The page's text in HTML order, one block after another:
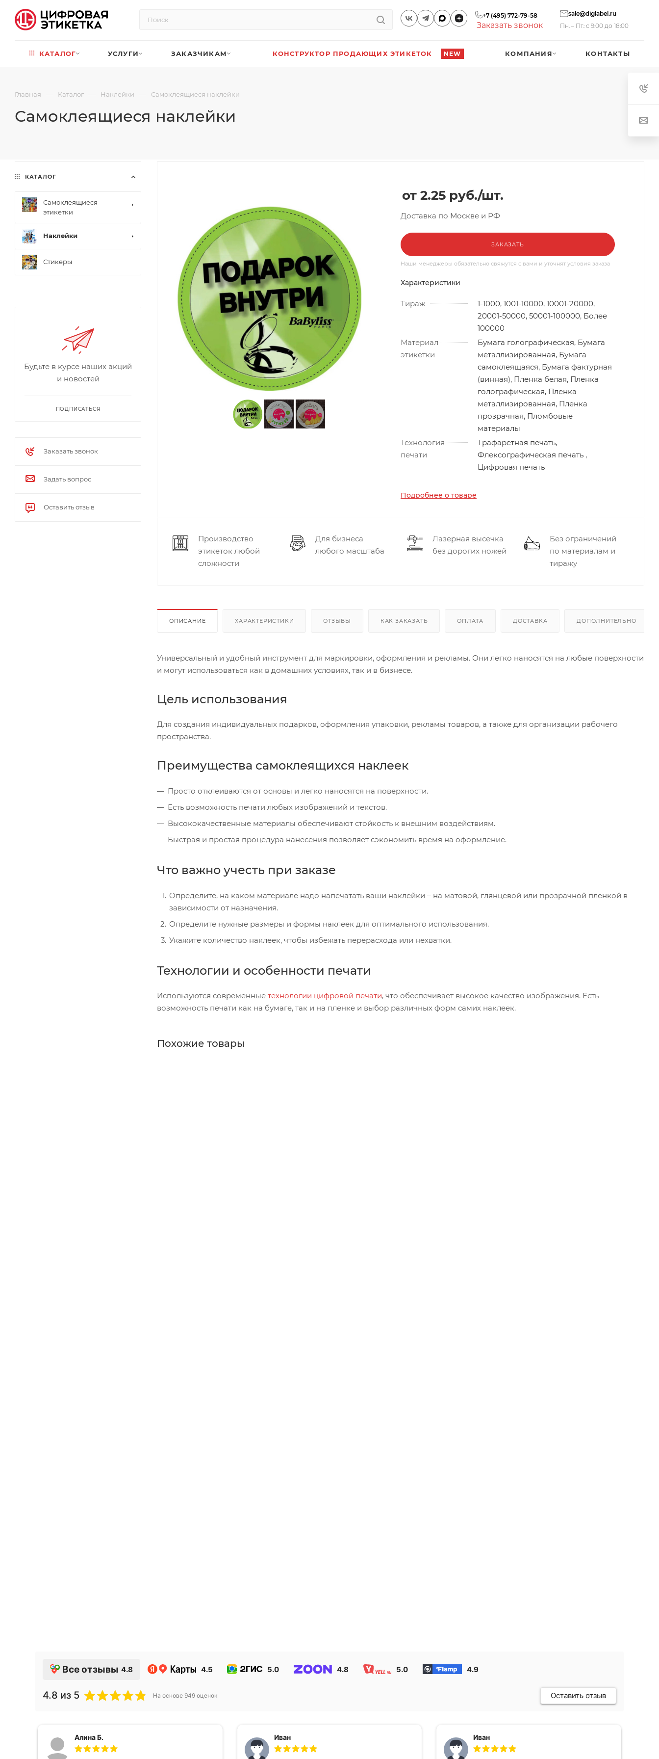
+7 (495) 772-79-58
Заказать звонок
sale@diglabel.ru
Пн. – Пт.: с 9:00 до 18:00
КАТАЛОГ УСЛУГИ ЗАКАЗЧИКАМ КОНСТРУКТОР ПРОДАЮЩИХ ЭТИКЕТОК NEW КОМПАНИЯ КОНТАКТЫ
Главная — Каталог — Наклейки — Самоклеящиеся наклейки
Самоклеящиеся наклейки
2.25 руб./шт.
Доставка по Москве и РФ
ЗАКАЗАТЬ
Наши менеджеры обязательно свяжутся с вами и уточнят условия заказа
Характеристики
Тираж
1-1000, 1001-10000, 10001-20000,
20001-50000, 50001-100000, Более
100000
Материал
этикетки
Бумага голографическая, Бумага
металлизированная, Бумага
самоклеящаяся, Бумага фактурная
(винная), Пленка белая, Пленка
голографическая, Пленка
металлизированная, Пленка
прозрачная, Пломбовые
материалы
Технология
печати
Трафаретная печать,
Флексографическая печать ,
Цифровая печать
Подробнее о товаре
Производство
этикеток любой
сложности
Для бизнеса
любого масштаба
Лазерная высечка
без дорогих ножей
Без ограничений
по материалам и
тиражу
ОПИСАНИЕ ХАРАКТЕРИСТИКИ ОТЗЫВЫ КАК ЗАКАЗАТЬ ОПЛАТА ДОСТАВКА ДОПОЛНИТЕЛЬНО
Универсальный и удобный инструмент для маркировки, оформления и рекламы. Они легко наносятся на любые поверхности
и могут использоваться как в домашних условиях, так и в бизнесе.
Цель использования
Для создания индивидуальных подарков, оформления упаковки, рекламы товаров, а также для организации рабочего
пространства.
Преимущества самоклеящихся наклеек
Просто отклеиваются от основы и легко наносятся на поверхности.
Есть возможность печати любых изображений и текстов.
Высококачественные материалы обеспечивают стойкость к внешним воздействиям.
Быстрая и простая процедура нанесения позволяет сэкономить время на оформление.
Что важно учесть при заказе
Определите, на каком материале надо напечатать ваши наклейки – на матовой, глянцевой или прозрачной пленкой в
зависимости от назначения.
Определите нужные размеры и формы наклеек для оптимального использования.
Укажите количество наклеек, чтобы избежать перерасхода или нехватки.
Технологии и особенности печати
Используются современные технологии цифровой печати, что обеспечивает высокое качество изображения. Есть
возможность печати как на бумаге, так и на пленке и выбор различных форм самих наклеек.
Похожие товары
КАТАЛОГ
Самоклеящиеся
этикетки
Наклейки
Стикеры
Будьте в курсе наших акций
и новостей
ПОДПИСАТЬСЯ
Заказать звонок
Задать вопрос
Оставить отзыв
Все отзывы 4.8 4.5 5.0 4.8 5.0 4.9
4.8 из 5 На основе 949 оценок Оставить отзыв
Алина Б. Иван Иван